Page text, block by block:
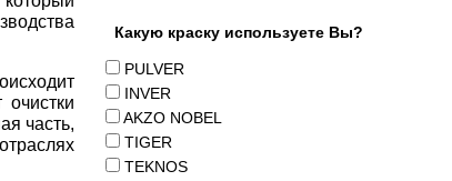
часть,
Какую краску используете Вы?
PULVER
INVER
AKZO NOBEL
TIGER
TEKNOS